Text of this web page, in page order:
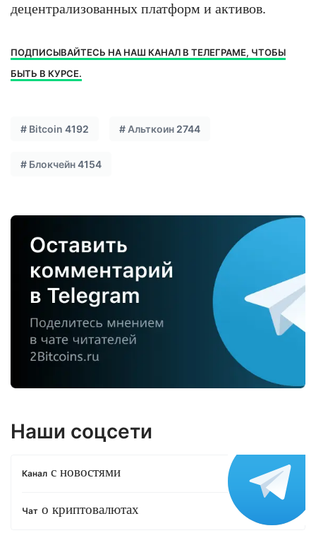
децентрализованных платформ и активов.
ПОДПИСЫВАЙТЕСЬ НА НАШ КАНАЛ В ТЕЛЕГРАМЕ, ЧТОБЫ
БЫТЬ В КУРСЕ.
# Bitcoin 4192 # Альткоин 2744
# Блокчейн4154
Наши соцсети
Канал с новостями
Чат о криптовалютах